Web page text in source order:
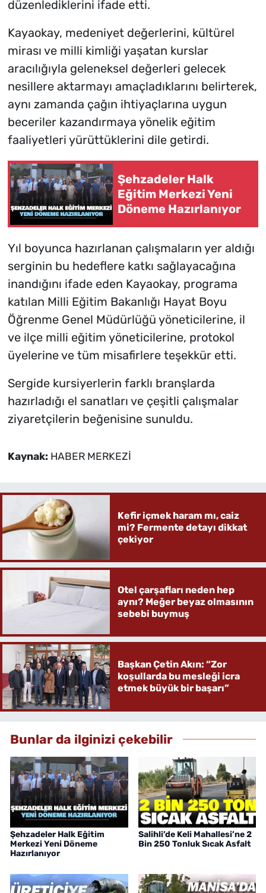
düzenlediklerini ifade etti.
Kayaokay, medeniyet değerlerini, kültürel
mirası ve milli kimliği yaşatan kurslar
aracılığıyla geleneksel değerleri gelecek
nesillere aktarmayı amaçladıklarını belirterek,
aynı zamanda çağın ihtiyaçlarına uygun
beceriler kazandırmaya yönelik eğitim
faaliyetleri yürüttüklerini dile getirdi.
Şehzadeler Halk
Eğitim Merkezi Yeni
Döneme Hazırlanıyor
Yıl boyunca hazırlanan çalışmaların yer aldığı
serginin bu hedeflere katkı sağlayacağına
inandığını ifade eden Kayaokay, programa
katılan Milli Eğitim Bakanlığı Hayat Boyu
Öğrenme Genel Müdürlüğü yöneticilerine, il
ve ilçe milli eğitim yöneticilerine, protokol
üyelerine ve tüm misafirlere teşekkür etti.
Sergide kursiyerlerin farklı branşlarda
hazırladığı el sanatları ve çeşitli çalışmalar
ziyaretçilerin beğenisine sunuldu.
Kaynak: HABER MERKEZİ
Kefir içmek haram mı, caiz
mi? Fermente detayı dikkat
çekiyor
Otel çarşafları neden hep
aynı? Meğer beyaz olmasının
sebebi buymuş
Başkan Çetin Akın: “Zor
koşullarda bu mesleği icra
etmek büyük bir başarı”
Bunlar da ilginizi çekebilir
Şehzadeler Halk Eğitim
Merkezi Yeni Döneme
Hazırlanıyor
Salihli’de Keli Mahallesi’ne 2
Bin 250 Tonluk Sıcak Asfalt